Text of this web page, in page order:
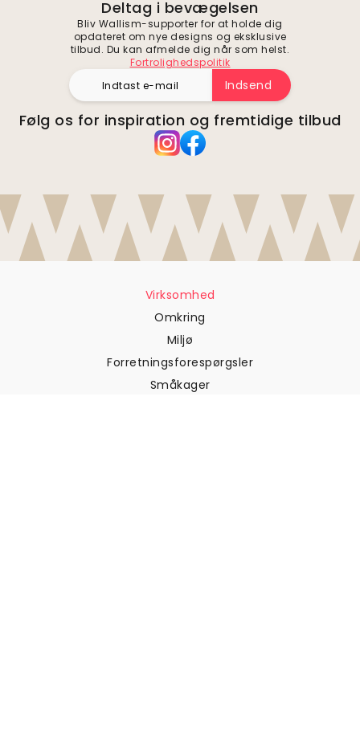
Deltag i bevægelsen
Bliv Wallism-supporter for at holde dig
opdateret om nye designs og eksklusive
tilbud. Du kan afmelde dig når som helst.
Fortrolighedspolitik
Indsend
Følg os for inspiration og fremtidige tilbud
Virksomhed
Omkring
Miljø
Forretningsforespørgsler
Småkager